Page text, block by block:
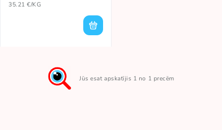
35.21 €/KG
Jūs esat apskatījis 1 no 1 precēm